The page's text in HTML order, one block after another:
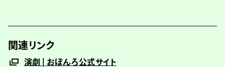
関連リンク
演劇 | おぼんろ公式サイト